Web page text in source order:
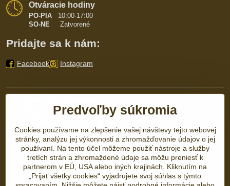
Otváracie hodiny
PO-PIA
10:00-17:00
SO-NE Zatvorené
Pridajte sa k nám:
Facebook Instagram
Predvoľby súkromia
Cookies používame na zlepšenie vašej návštevy tejto webovej
stránky, analýzu jej výkonnosti a zhromažďovanie údajov o jej
používaní. Na tento účel môžeme použiť nástroje a služby
tretích strán a zhromaždené údaje sa môžu preniesť k
partnerom v EÚ, USA alebo iných krajinách. Kliknutím na
„Prijať všetky cookies“ vyjadrujete svoj súhlas s týmto